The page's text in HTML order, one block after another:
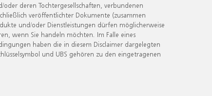
deren Tochtergesellschaften, verbundenen
veröffentlichter Dokumente (zusammen
und/oder Dienstleistungen dürfen möglicherweise
wenn Sie handeln möchten. Im Falle eines
haben die in diesem Disclaimer dargelegten
und UBS gehören zu den eingetragenen